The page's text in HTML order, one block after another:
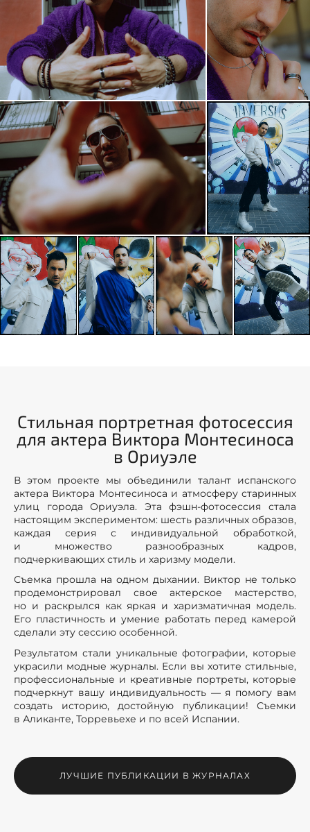
Стильная портретная фотосессия
для актера Виктора Монтесиноса
в Ориуэле
В этом проекте мы объединили талант испанского
актера Виктора Монтесиноса и атмосферу старинных
улиц города Ориуэла. Эта фэшн-фотосессия стала
настоящим экспериментом: шесть различных образов,
каждая серия с индивидуальной обработкой,
и множество разнообразных кадров,
подчеркивающих стиль и харизму модели.
Съемка прошла на одном дыхании. Виктор не только
продемонстрировал свое актерское мастерство,
но и раскрылся как яркая и харизматичная модель.
Его пластичность и умение работать перед камерой
сделали эту сессию особенной.
Результатом стали уникальные фотографии, которые
украсили модные журналы. Если вы хотите стильные,
профессиональные и креативные портреты, которые
подчеркнут вашу индивидуальность — я помогу вам
создать историю, достойную публикации! Съемки
в Аликанте, Торревьехе и по всей Испании.
ЛУЧШИЕ ПУБЛИКАЦИИ В ЖУРНАЛАХ